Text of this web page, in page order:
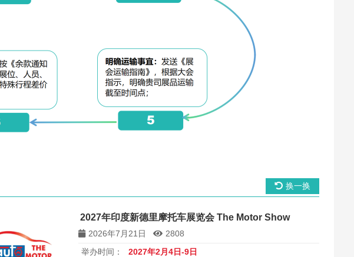
换一换
2027年印度新德里摩托车展览会 The Motor Show
2026年7月21日
2808
举办时间：
2027年2月4日-9日